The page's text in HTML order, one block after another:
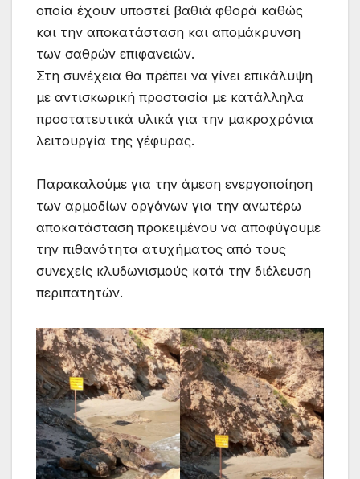
οποία έχουν υποστεί βαθιά φθορά καθώς
και την αποκατάσταση και απομάκρυνση
των σαθρών επιφανειών.
Στη συνέχεια θα πρέπει να γίνει επικάλυψη
με αντισκωρική προστασία με κατάλληλα
προστατευτικά υλικά για την μακροχρόνια
λειτουργία της γέφυρας.
Παρακαλούμε για την άμεση ενεργοποίηση
των αρμοδίων οργάνων για την ανωτέρω
αποκατάσταση προκειμένου να αποφύγουμε
την πιθανότητα ατυχήματος από τους
συνεχείς κλυδωνισμούς κατά την διέλευση
περιπατητών.